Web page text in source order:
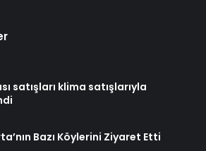
satışları klima satışlarıyla
Bazı Köylerini Ziyaret Etti